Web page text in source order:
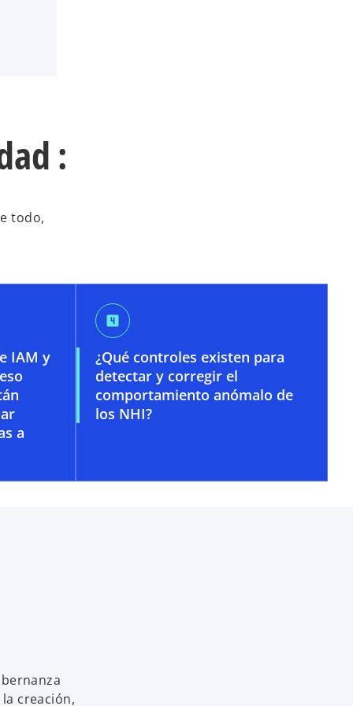
:
todo,
IAM y
a
looks_4
¿Qué controles existen para
detectar y corregir el
comportamiento anómalo de
los NHI?
creación,